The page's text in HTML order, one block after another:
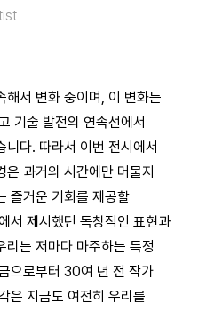
해서 변화 중이며, 이 변화는
기술 발전의 연속선에서
다. 따라서 이번 전시에서
과거의 시간에만 머물지
즐거운 기회를 제공할
서 제시했던 독창적인 표현과
는 저마다 마주하는 특정
으로부터 30여 년 전 작가
은 지금도 여전히 우리를